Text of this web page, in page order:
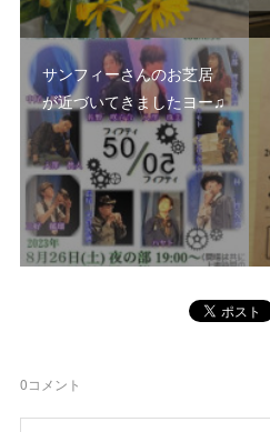
サンフィーさんのお芝居
が近づいてきましたヨー♫
0コメント